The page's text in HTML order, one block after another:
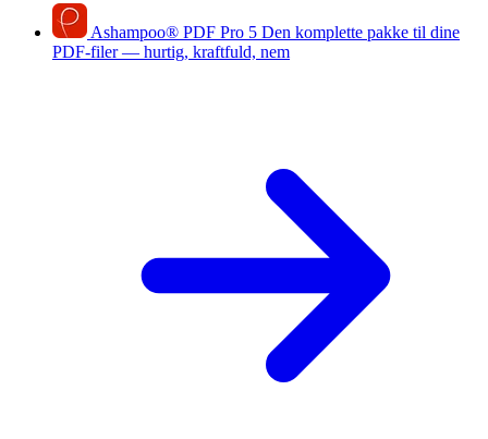
Ashampoo® PDF Pro 5 Den komplette pakke til dine
PDF-filer — hurtig, kraftfuld, nem